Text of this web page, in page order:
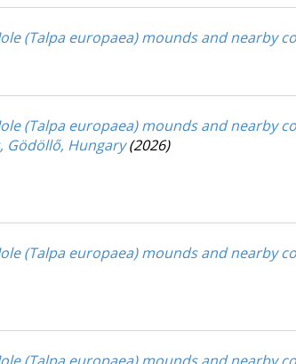
(Talpa europaea) mounds and nearby
(Talpa europaea) mounds and nearby
Gödöllő, Hungary (2026)
(Talpa europaea) mounds and nearby